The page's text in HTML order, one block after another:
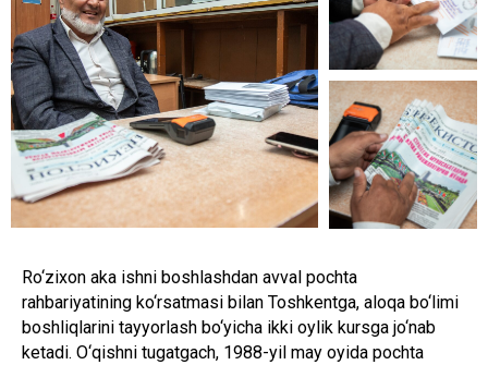
Ro‘zixon aka ishni boshlashdan avval pochta
rahbariyatining ko‘rsatmasi bilan Toshkentga, aloqa bo‘limi
boshliqlarini tayyorlash bo‘yicha ikki oylik kursga jo‘nab
ketadi. O‘qishni tugatgach, 1988-yil may oyida pochta